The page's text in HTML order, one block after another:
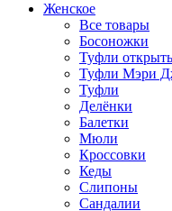
Женское
Все товары
Босоножки
Туфли
Туфли Мэри
Туфли
Делёнки
Балетки
Мюли
Кроссовки
Кеды
Слипоны
Сандалии